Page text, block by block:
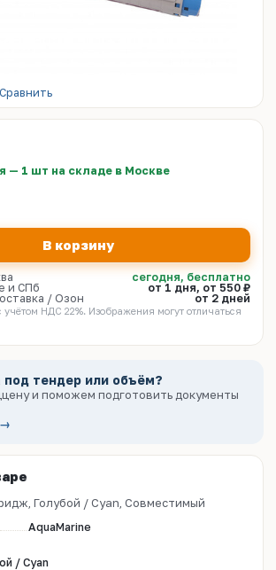
— 1 шт на складе в Москве
В корзину
сегодня, бесплатно
и СПб
от 1 дня, от 550 ₽
/ Озон
от 2 дней
НДС 22%. Изображения могут отличаться
под тендер или объём?
и поможем подготовить документы
Голубой / Cyan, Совместимый
AquaMarine
/ Cyan